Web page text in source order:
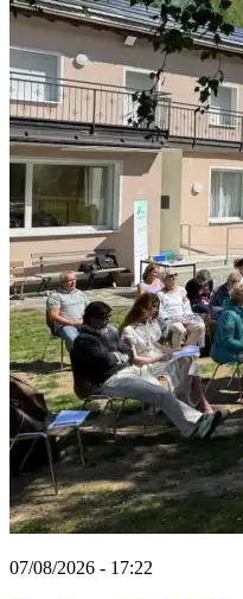
07/08/2026 - 17:22